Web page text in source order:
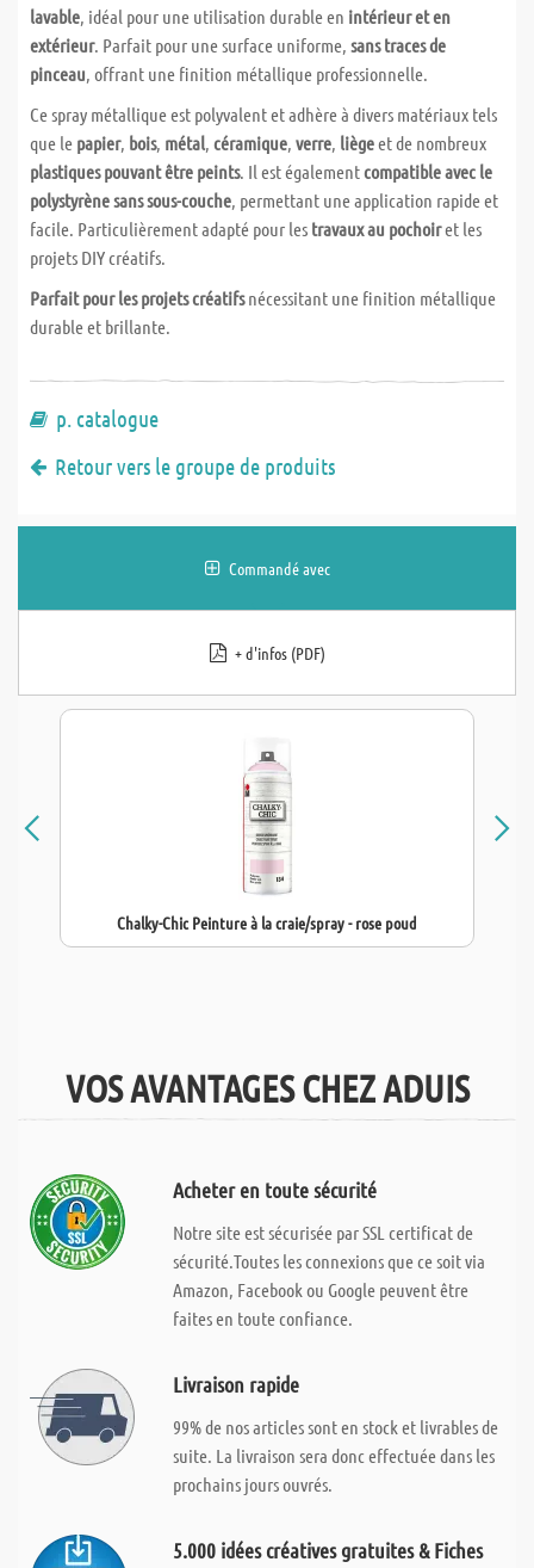
lavable, idéal pour une utilisation durable en intérieur et en
extérieur. Parfait pour une surface uniforme, sans traces de
pinceau, offrant une finition métallique professionnelle.
Ce spray métallique est polyvalent et adhère à divers matériaux tels
que le papier, bois, métal, céramique, verre, liègeet de nombreux
plastiques pouvant être peints. Il est égalementcompatible avec le
polystyrène sans sous-couche, permettant une application rapide et
facile. Particulièrement adapté pour les travaux au pochoiret les
projets DIY créatifs.
Parfait pour les projets créatifsnécessitant une finition métallique
durable et brillante.
p. catalogue
Retour vers le groupe de produits
Commandé avec
+ d'infos (PDF)
Chalky-Chic Peinture à la craie/spray - rose poud
VOS AVANTAGES CHEZ ADUIS
Acheter en toute sécurité
Notre site est sécurisée par SSL certificat de
sécurité.Toutes les connexions que ce soit via
Amazon, Facebook ou Google peuvent être
faites en toute confiance.
Livraison rapide
99% de nos articles sont en stock et livrables de
suite. La livraison sera donc effectuée dans les
prochains jours ouvrés.
5.000 idées créatives gratuites & Fiches